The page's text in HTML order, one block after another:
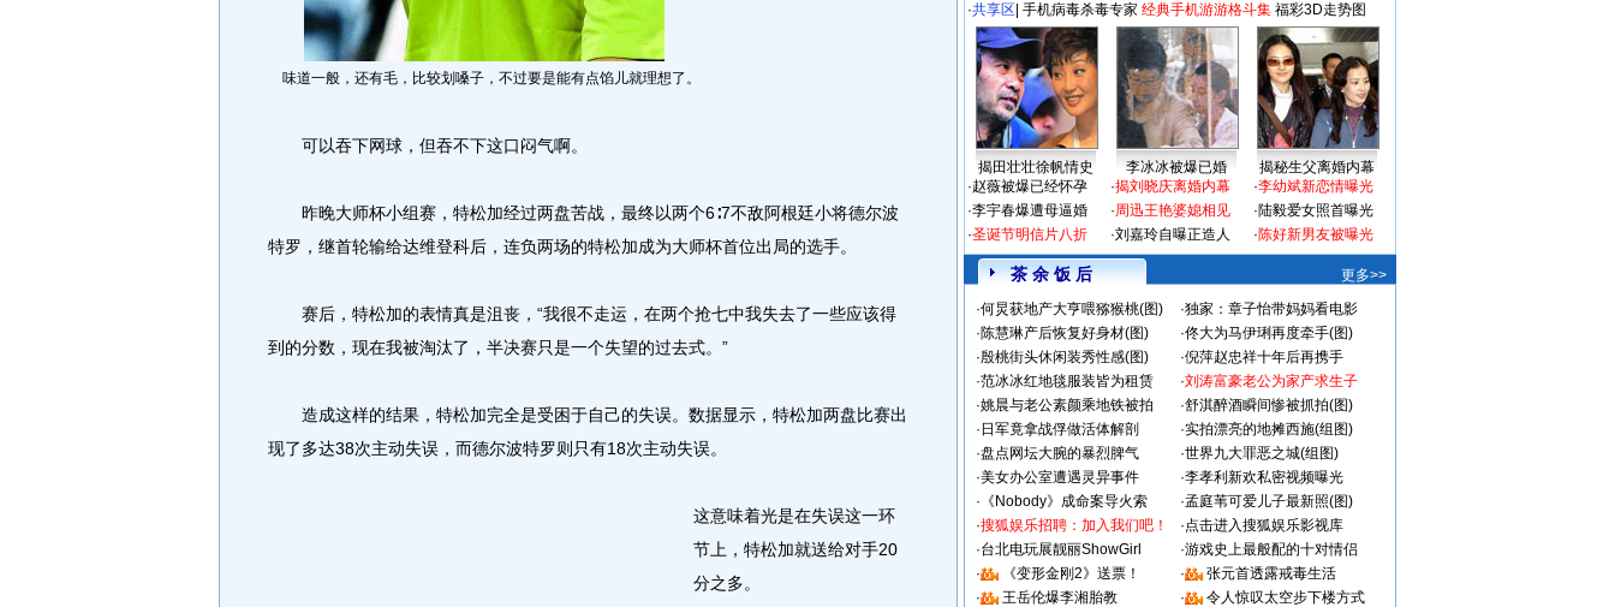
味道一般，还有毛，比较划嗓子，不过要是能有点馅儿就理想了。
可以吞下网球，但吞不下这口闷气啊。
昨晚大师杯小组赛，特松加经过两盘苦战，最终以两个6∶7不敌阿根廷小将德尔波
特罗，继首轮输给达维登科后，连负两场的特松加成为大师杯首位出局的选手。
赛后，特松加的表情真是沮丧，“我很不走运，在两个抢七中我失去了一些应该得
到的分数，现在我被淘汰了，半决赛只是一个失望的过去式。”
造成这样的结果，特松加完全是受困于自己的失误。数据显示，特松加两盘比赛出
现了多达38次主动失误，而德尔波特罗则只有18次主动失误。
这意味着光是在失误这一环
节上，特松加就送给对手20
分之多。
·共享区 手机病毒杀毒专家 经典手机游游格斗集 福彩3D走势图
揭田壮壮徐帆情史 李冰冰被爆已婚
揭秘生父离婚内幕
·赵薇被爆已经怀孕
·李宇春爆遭母逼婚
·圣诞节明信片八折
·揭刘晓庆离婚内幕
·周迅王艳婆媳相见
·刘嘉玲自曝正造人
·李幼斌新恋情曝光
·陆毅爱女照首曝光
·陈好新男友被曝光
茶 余 饭 后
更多>>
·何炅获地产大亨喂猕猴桃(图) ·独家：章子怡带妈妈看电影
·陈慧琳产后恢复好身材(图) ·佟大为马伊琍再度牵手(图)
·殷桃街头休闲装秀性感(图) ·倪萍赵忠祥十年后再携手
·范冰冰红地毯服装皆为租赁 ·刘涛富豪老公为家产求生子
·姚晨与老公素颜乘地铁被拍 ·舒淇醉酒瞬间惨被抓拍(图)
· 日军竟拿战俘做活体解剖 ·实拍漂亮的地摊西施(组图)
·盘点网坛大腕的暴烈脾气 ·世界九大罪恶之城(组图)
·美女办公室遭遇灵异事件 ·李孝利新欢私密视频曝光
· 《Nobody》成命案导火索 ·孟庭苇可爱儿子最新照(图)
·搜狐娱乐招聘：加入我们吧！ ·点击进入搜狐娱乐影视库
·台北电玩展靓丽ShowGirl ·游戏史上最般配的十对情侣
·
《变形金刚2》送票！ ·
张元首透露戒毒生活
·
王岳伦爆李湘胎教 · 令人惊叹太空步下楼方式